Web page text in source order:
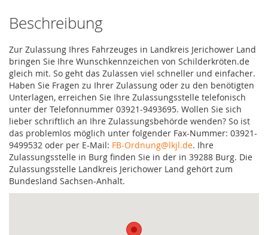
Beschreibung
Zur Zulassung Ihres Fahrzeuges in Landkreis Jerichower Land
bringen Sie Ihre Wunschkennzeichen von Schilderkröten.de
gleich mit. So geht das Zulassen viel schneller und einfacher.
Haben Sie Fragen zu Ihrer Zulassung oder zu den benötigten
Unterlagen, erreichen Sie Ihre Zulassungsstelle telefonisch
unter der Telefonnummer 03921-9493695. Wollen Sie sich
lieber schriftlich an Ihre Zulassungsbehörde wenden? So ist
das problemlos möglich unter folgender Fax-Nummer: 03921-
9499532 oder per E-Mail: FB-Ordnung@lkjl.de. Ihre
Zulassungsstelle in Burg finden Sie in der in 39288 Burg. Die
Zulassungsstelle Landkreis Jerichower Land gehört zum
Bundesland Sachsen-Anhalt.